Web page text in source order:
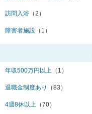
訪問入浴 （2）
障害者施設 （1）
年収500万円以上 （1）
退職金制度あり （83）
4週8休以上 （70）